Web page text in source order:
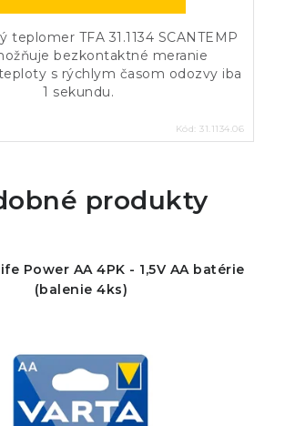
teplomer TFA 31.1134 SCANTEMP
bezkontaktné meranie
s rýchlym časom odozvy iba
1 sekundu.
Kód: 31.1134.06
produkty
Power AA 4PK - 1,5V AA batérie
(balenie 4ks)